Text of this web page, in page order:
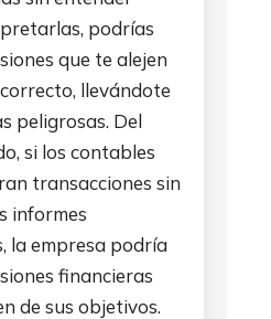
podrías
que te alejen
llevándote
peligrosas. Del
si los contables
transacciones sin
informes
la empresa podría
financieras
de sus objetivos.